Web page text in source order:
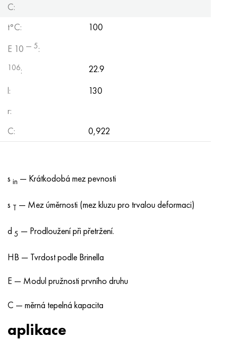
C:
t°С:
100
E 10 — 5:
106:
22.9
l:
130
r:
C:
0,922
s in — Krátkodobá mez pevnosti
s T — Mez úměrnosti (mez kluzu pro trvalou deformaci)
d 5 — Prodloužení při přetržení.
HB — Tvrdost podle Brinella
E — Modul pružnosti prvního druhu
C — měrná tepelná kapacita
aplikace